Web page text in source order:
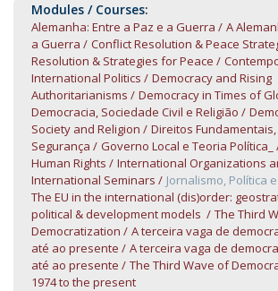
Modules / Courses:
Alemanha: Entre a Paz e a Guerra
A
a Guerra
Conflict Resolution & Peace
Resolution & Strategies for Peace
International Politics
Democracy and Rising
Authoritarianisms
Democracy in Times of
Democracia, Sociedade Civil e Religião
Society and Religion
Direitos
Segurança
Governo Local e Teoria Política_
Human Rights
International Organizations
International Seminars
Jornalismo, Política
The EU in the international (dis)order:
political & development models
The Third
Democratization
A terceira vaga de
até ao presente
A terceira vaga de
até ao presente
The Third Wave of
1974 to the present